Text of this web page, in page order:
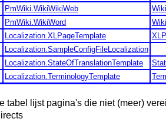
PmWiki.WikiWikiWeb
PmWiki.WikiWord
Localization.XLPageTemplate
Localization.SampleConfigFileLocalization
Localization.StateOfTranslationTemplate
Localization.TerminologyTemplate
tabel lijst pagina's die niet (meer)